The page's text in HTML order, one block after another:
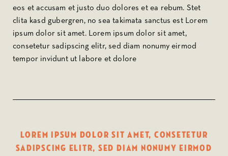
eos et accusam et justo duo dolores et ea rebum. Stet
clita kasd gubergren, no sea takimata sanctus est Lorem
ipsum dolor sit amet. Lorem ipsum dolor sit amet,
consetetur sadipscing elitr, sed diam nonumy eirmod
tempor invidunt ut labore et dolore
Lorem ipsum dolor sit amet, consetetur
sadipscing elitr, sed diam nonumy eirmod